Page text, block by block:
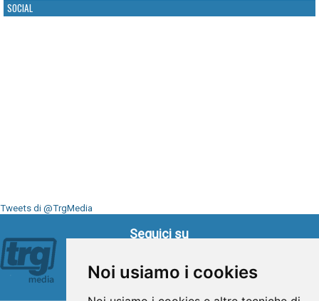
Noi usiamo i cookies
SOCIAL
Tweets di @TrgMedia
Seguici su